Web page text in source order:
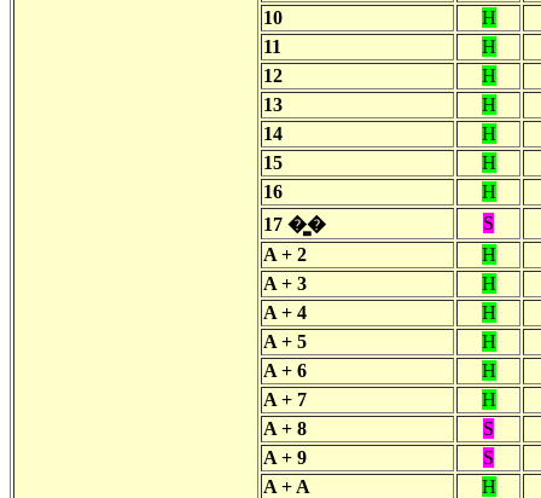
10
H
11
H
12
H
13
H
14
H
15
H
16
H
17 �̻�
S
A + 2
H
A + 3
H
A + 4
H
A + 5
H
A + 6
H
A + 7
H
A + 8
S
A + 9
S
A + A
H